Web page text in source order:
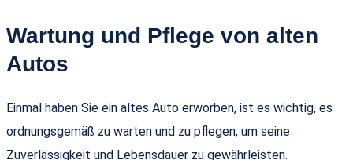
Wartung und Pflege von alten
Autos
Einmal haben Sie ein altes Auto erworben, ist es wichtig, es
ordnungsgemäß zu warten und zu pflegen, um seine
Zuverlässigkeit und Lebensdauer zu gewährleisten.